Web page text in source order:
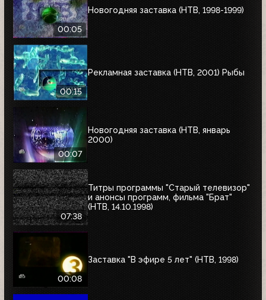
00:05
Новогодняя заставка (НТВ, 1998-1999)
00:15
Рекламная заставка (НТВ, 2001) Рыбы
00:07
Новогодняя заставка (НТВ, январь
2000)
07:38
Титры программы "Старый телевизор"
и анонсы программ, фильма "Брат"
(НТВ, 14.10.1998)
00:08
Заставка "В эфире 5 лет" (НТВ, 1998)